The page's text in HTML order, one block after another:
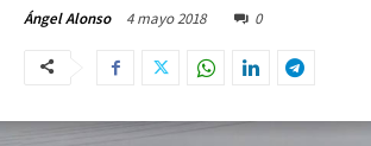
Ángel Alonso 4 mayo 2018 0